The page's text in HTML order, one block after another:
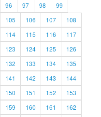
96 97 98
99
105 106 107
108
114 115 116
117
123 124 125
126
132 133 134
135
141 142 143
144
150 151 152
153
159 160 161
162